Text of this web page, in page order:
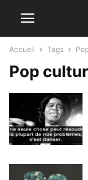
Accueil Tags
Pop